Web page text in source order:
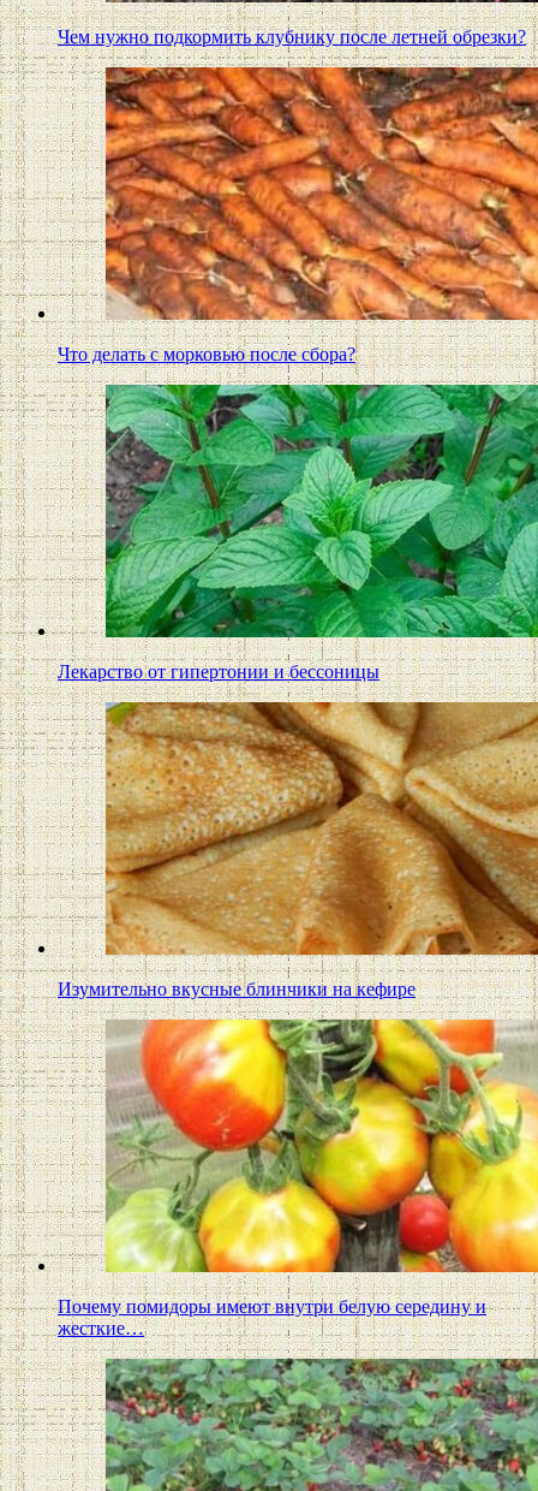
Чем нужно подкормить клубнику после летней обрезки?
Что делать с морковью после сбора?
Лекарство от гипертонии и бессоницы
Изумительно вкусные блинчики на кефире
Почему помидоры имеют внутри белую середину и
жесткие…